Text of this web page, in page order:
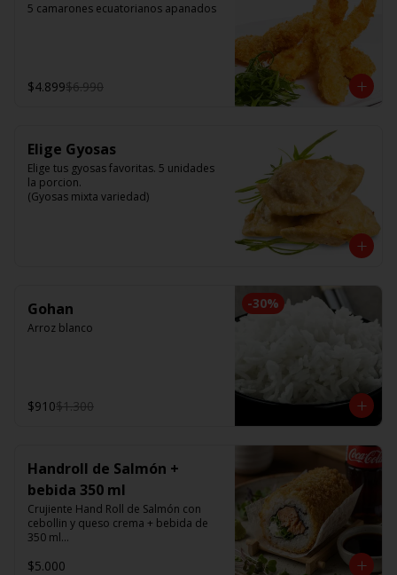
5 camarones ecuatorianos apanados
$4.899$6.990
Elige Gyosas
Elige tus gyosas favoritas. 5 unidades
la porcion.
(Gyosas mixta variedad)
-30%
Gohan
Arroz blanco
$910$1.300
Handroll de Salmón +
bebida 350 ml
Crujiente Hand Roll de Salmón con
cebollin y queso crema + bebida de
350 ml
Promoción valida de Lunes a viernes
$5.000